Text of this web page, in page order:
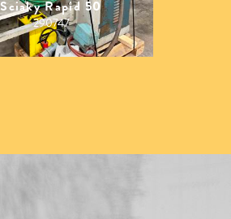
Sciaky Rapid 50
290747